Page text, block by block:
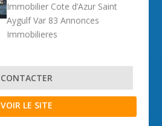
Immobilier Cote d’Azur Saint
Aygulf Var 83 Annonces
Immobilieres
CONTACTER
VOIR LE SITE